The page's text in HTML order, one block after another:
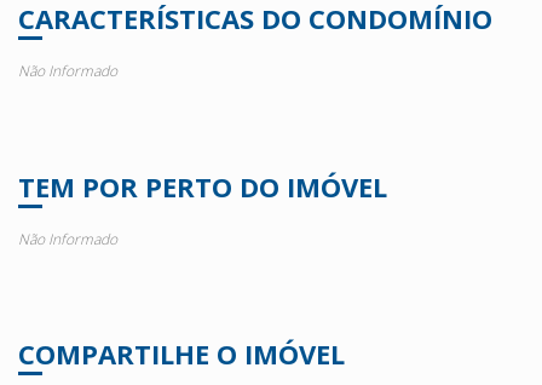
CARACTERÍSTICAS DO CONDOMÍNIO
Não Informado
TEM POR PERTO DO IMÓVEL
Não Informado
COMPARTILHE O IMÓVEL